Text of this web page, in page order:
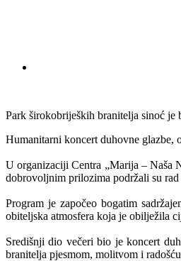
Park širokobrijeških branitelja sinoć je
Humanitarni koncert duhovne glazbe,
U organizaciji Centra „Marija – Naša
dobrovoljnim prilozima podržali su
Program je započeo bogatim
obiteljska atmosfera koja je obilježila
Središnji dio večeri bio je koncert
branitelja pjesmom, molitvom i